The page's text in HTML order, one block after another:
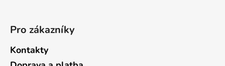
Pro zákazníky
Kontakty